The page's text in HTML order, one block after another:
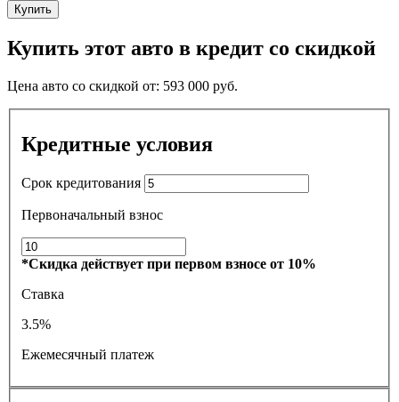
Купить
Купить этот авто в кредит со скидкой
Цена авто со скидкой от: 593 000 руб.
Кредитные условия
Срок кредитования
Первоначальный взнос
*Скидка действует при первом взносе от 10%
Ставка
3.5%
Ежемесячный платеж